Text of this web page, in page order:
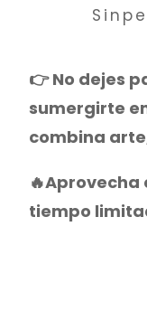
👉 No dejes
sumergirte
combina
🔥Aprovecha
tiempo